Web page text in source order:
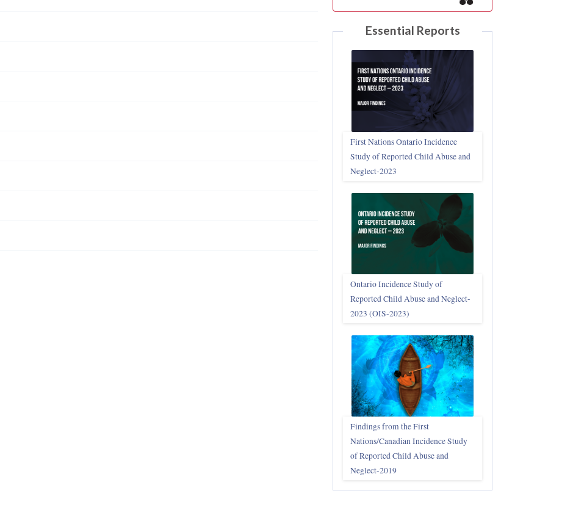
Essential Reports
First Nations Ontario Incidence
Study of Reported Child Abuse and
Neglect‑2023
Ontario Incidence Study of
Reported Child Abuse and Neglect-
2023 (OIS‑2023)
Findings from the First
Nations/Canadian Incidence Study
of Reported Child Abuse and
Neglect-2019